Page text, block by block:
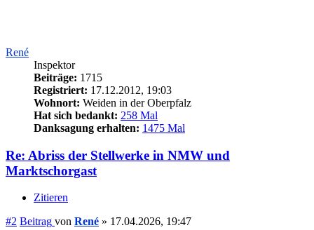
René
Inspektor
Beiträge: 1715
Registriert: 17.12.2012, 19:03
Wohnort: Weiden in der Oberpfalz
Hat sich bedankt: 258 Mal
Danksagung erhalten: 1475 Mal
Re: Abriss der Stellwerke in NMW und
Marktschorgast
Zitieren
#2 Beitrag von René » 17.04.2026, 19:47